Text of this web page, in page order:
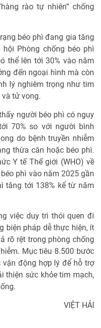
rào tự nhiên” chống
béo phì đang gia tăng
Phòng chống béo phì
thể lên tới 30% vào năm
đến ngoại hình mà còn
lý nghiêm trọng như tim
tử vong.
người béo phì có nguy
70% so với người bình
do bệnh truyền nhiễm
thừa cân hoặc béo phì.
Y tế Thế giới (WHO) về
phì vào năm 2025 gần
tăng tới 138% kể từ năm
việc duy trì thói quen đi
biện pháp dễ thực hiện, ít
rõ rệt trong phòng chống
Mục tiêu 8.500 bước
động hợp lý để hỗ trợ
thiện sức khỏe tim mạch,
VIỆT HẢI